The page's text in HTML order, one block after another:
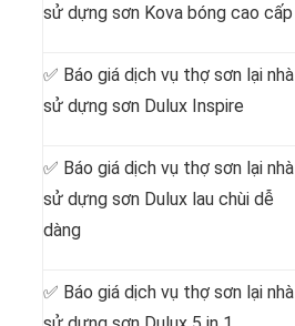
sử dựng sơn Kova bóng cao cấp
✅ Báo giá dịch vụ thợ sơn lại nhà
sử dựng sơn Dulux Inspire
✅ Báo giá dịch vụ thợ sơn lại nhà
sử dựng sơn Dulux lau chùi dễ
dàng
✅ Báo giá dịch vụ thợ sơn lại nhà